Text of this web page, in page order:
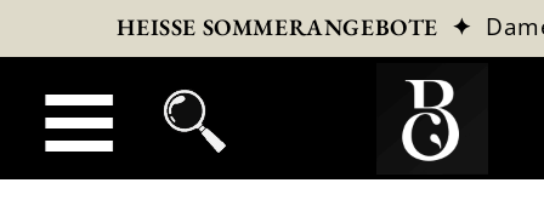
HEISSE SOMMERANGEBOTE ✦